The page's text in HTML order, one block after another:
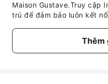
Maison Gustave.Truy cập
trú để đảm bảo luôn kết
ngày và buổi tối nhàn
vụ phòng sẽ giúp quý
Thêm